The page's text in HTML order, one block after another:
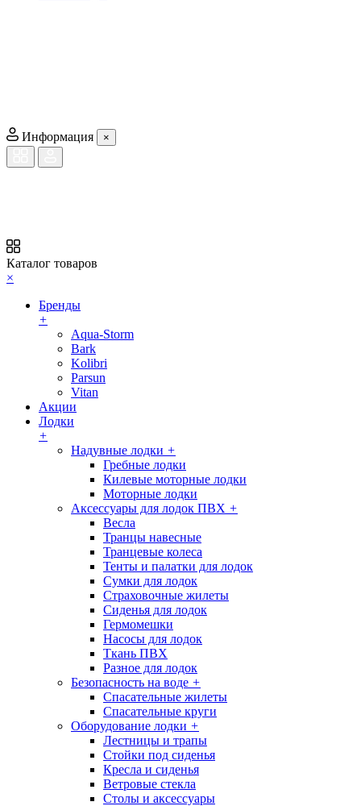
Информация ×
Каталог товаров
×
Бренды
+
Aqua-Storm
Bark
Kolibri
Parsun
Vitan
Акции
Лодки
+
Надувные лодки +
Гребные лодки
Килевые моторные лодки
Моторные лодки
Аксессуары для лодок ПВХ +
Весла
Транцы навесные
Транцевые колеса
Тенты и палатки для лодок
Сумки для лодок
Страховочные жилеты
Сиденья для лодок
Гермомешки
Насосы для лодок
Ткань ПВХ
Разное для лодок
Безопасность на воде +
Спасательные жилеты
Спасательные круги
Оборудование лодки +
Лестницы и трапы
Стойки под сиденья
Кресла и сиденья
Ветровые стекла
Столы и аксессуары